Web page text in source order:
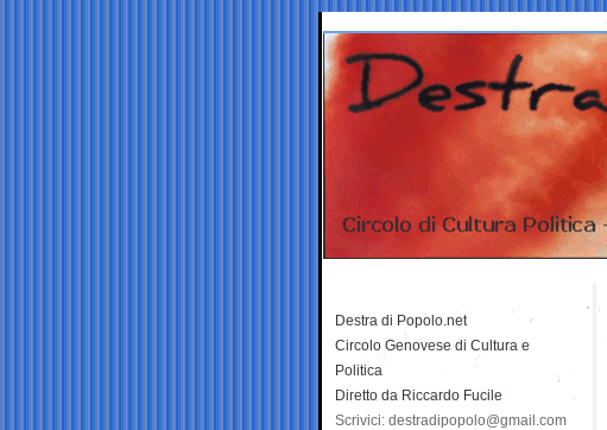
Destra di Popolo.net
Circolo Genovese di Cultura e
Politica
Diretto da Riccardo Fucile
Scrivici: destradipopolo@gmail.com